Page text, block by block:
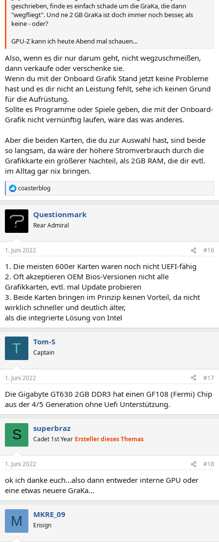
geschrieben, finde es einfach schade um die GraKa, die dann
"wegfliegt". Und ne 2 GB GraKa ist doch immer noch besser, als
keine - oder?
GPU-Z kann ich heute Abend mal schauen...
Also, wenn es dir nur darum geht, nicht wegzuschmeißen,
dann verkaufe oder verschenke sie.
Wenn du mit der Onboard Grafik Stand jetzt keine Probleme
hast und es dir nicht an Leistung fehlt, sehe ich keinen Grund
für die Aufrüstung.
Sollte es Programme oder Spiele geben, die mit der Onboard-
Grafik nicht vernünftig laufen, wäre das was anderes.
Aber die beiden Karten, die du zur Auswahl hast, sind beide
so langsam, da wäre der höhere Stromverbrauch durch die
Grafikkarte ein größerer Nachteil, als 2GB RAM, die dir evtl.
im Alltag gar nix bringen.
R
e
k
e
coasterblog
Questionmark
Rear Admiral
1. Juni 2022 #16
1. Die meisten 600er Karten waren noch nicht UEFI-fähig
2. Oft akzeptieren OEM Bios-Versionen nicht alle
Grafikkarten, evtl. mal Update probieren
3. Beide Karten bringen im Prinzip keinen Vorteil, da nicht
wirklich schneller und deutlich älter,
als die integrierte Lösung von Intel
T Tom-S
Captain
1. Juni 2022 #17
Die Gigabyte GT630 2GB DDR3 hat einen GF108 (Fermi) Chip
aus der 4/5 Generation ohne Uefi Unterstützung.
S superbraz
Cadet 1st Year Ersteller dieses Themas
1. Juni 2022 #18
ok ich danke euch...also dann entweder interne GPU oder
eine etwas neuere GraKa...
M MKRE_09
Ensign